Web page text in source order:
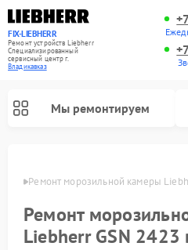
FIX-LIEBHERR
Ремонт устройств Liebherr
Специализированный
cервисный центр г.
Владикавказ
Мы ремонтируем
Ремонт морозильной камеры
Ремонт
Liebherr GSN 2423